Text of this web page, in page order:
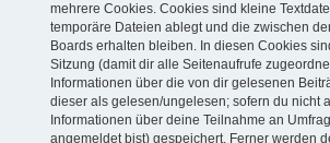
mehrere Cookies. Cookies sind kleine
temporäre Dateien ablegt und die zwischen
Boards erhalten bleiben. In diesen Cookies
Sitzung (damit dir alle Seitenaufrufe
Informationen über die von dir gelesenen
dieser als gelesen/ungelesen; sofern du nicht
Informationen über deine Teilnahme an
angemeldet bist) gespeichert. Ferner werden